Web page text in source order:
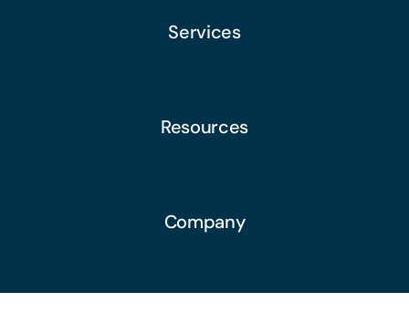
Services
Resources
Company